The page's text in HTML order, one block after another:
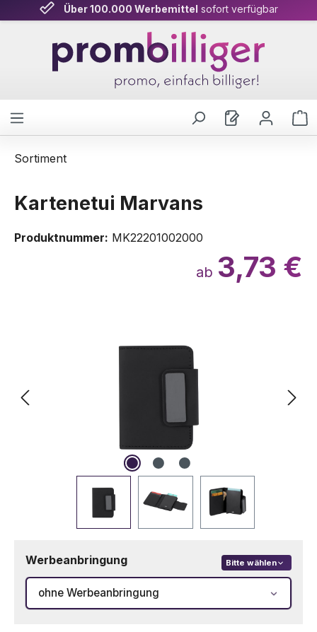
Zum Hauptinhalt springen
Über 100.000 Werbemittel sofort verfügbar
Sortiment
Kartenetui Marvans
Produktnummer: MK22201002000
ab 3,73 €
Werbeanbringung Bitte wählen
ohne Werbeanbringung